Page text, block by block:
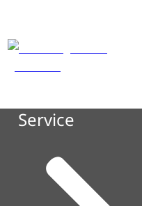
Service